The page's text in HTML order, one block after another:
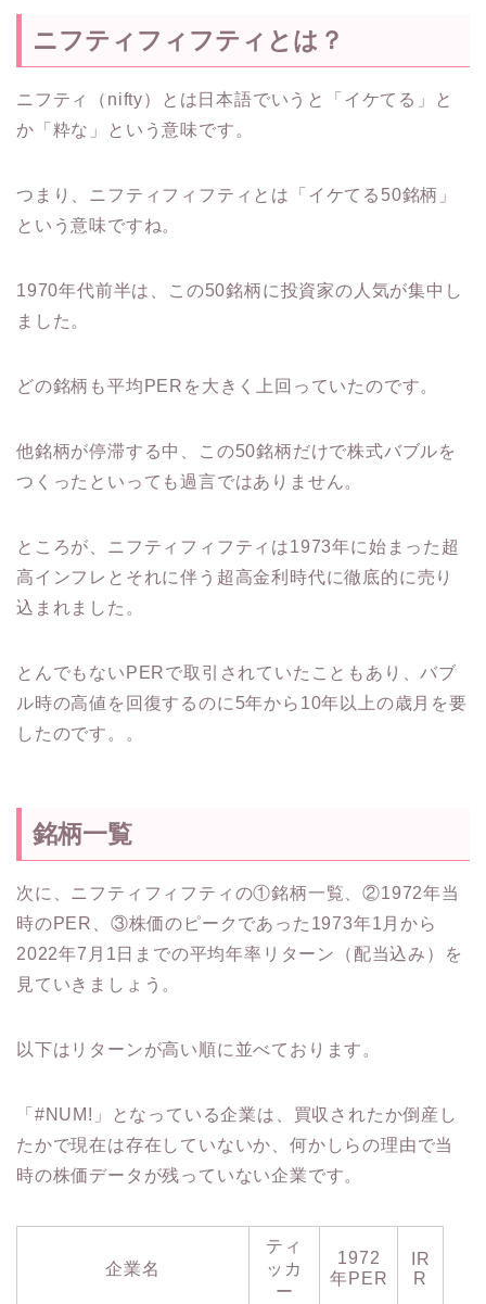
ニフティフィフティとは？
ニフティ（nifty）とは日本語でいうと「イケてる」と
か「粋な」という意味です。
つまり、ニフティフィフティとは「イケてる50銘柄」
という意味ですね。
1970年代前半は、この50銘柄に投資家の人気が集中し
ました。
どの銘柄も平均PERを大きく上回っていたのです。
他銘柄が停滞する中、この50銘柄だけで株式バブルを
つくったといっても過言ではありません。
ところが、ニフティフィフティは1973年に始まった超
高インフレとそれに伴う超高金利時代に徹底的に売り
込まれました。
とんでもないPERで取引されていたこともあり、バブ
ル時の高値を回復するのに5年から10年以上の歳月を要
したのです。。
銘柄一覧
次に、ニフティフィフティの①銘柄一覧、②1972年当
時のPER、③株価のピークであった1973年1月から
2022年7月1日までの平均年率リターン（配当込み）を
見ていきましょう。
以下はリターンが高い順に並べております。
「#NUM!」となっている企業は、買収されたか倒産し
たかで現在は存在していないか、何かしらの理由で当
時の株価データが残っていない企業です。
企業名
ティ
ッカ
ー
1972
年PER
IR
R